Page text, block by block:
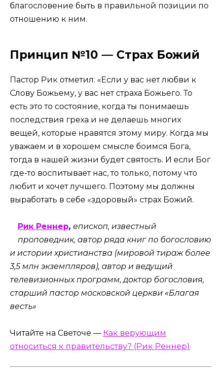
благословение быть в правильной позиции по
отношению к ним.
Принцип №10 — Страх Божий
Пастор Рик отметил: «Если у вас нет любви к
Слову Божьему, у вас нет страха Божьего. То
есть это то состояние, когда ты понимаешь
последствия греха и не делаешь многих
вещей, которые нравятся этому миру. Когда мы
уважаем и в хорошем смысле боимся Бога,
тогда в нашей жизни будет святость. И если Бог
где-то воспитывает нас, то только, потому что
любит и хочет лучшего. Поэтому мы должны
выработать в себе «здоровый» страх Божий.
Рик Реннер, епископ, известный
проповедник, автор ряда книг по богословию
и истории христианства (мировой тираж более
3,5 млн экземпляров), автор и ведущий
телевизионных программ, доктор богословия,
старший пастор московской церкви «Благая
весть»
Читайте на Светоче — Как верующим
относиться к правительству? (Рик Реннер)